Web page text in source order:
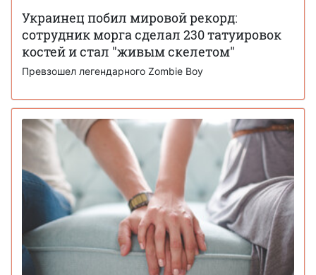
Украинец побил мировой рекорд:
сотрудник морга сделал 230 татуировок
костей и стал "живым скелетом"
Превзошел легендарного Zombie Boy